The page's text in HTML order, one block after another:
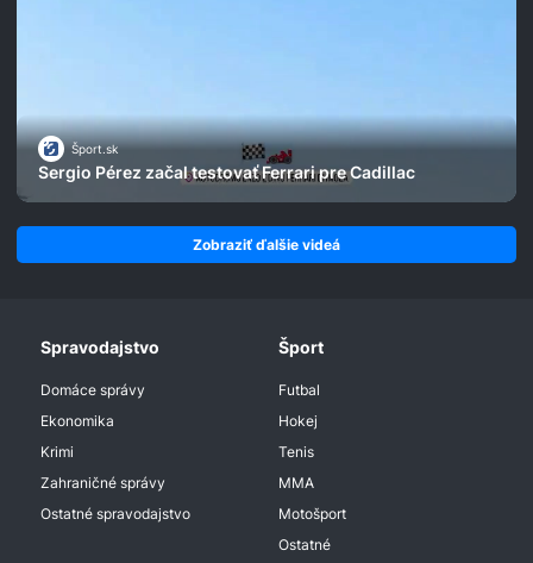
Šport.sk
Sergio Pérez začal testovať Ferrari pre Cadillac
Zobraziť ďalšie videá
Spravodajstvo
Domáce správy
Ekonomika
Krimi
Zahraničné správy
Ostatné spravodajstvo
Šport
Futbal
Hokej
Tenis
MMA
Motošport
Ostatné